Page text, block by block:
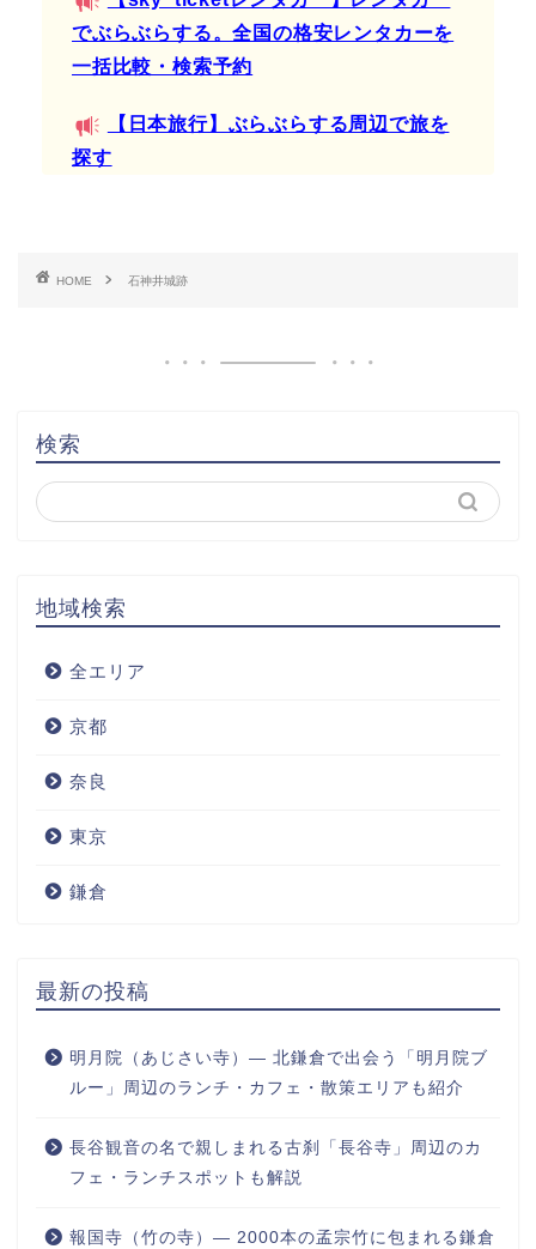
でぶらぶらする。全国の格安レンタカーを
一括比較・検索予約
【日本旅行】ぶらぶらする周辺で旅を
探す
HOME 石神井城跡
検索
地域検索
全エリア
京都
奈良
東京
鎌倉
最新の投稿
明月院（あじさい寺）― 北鎌倉で出会う「明月院ブ
ルー」周辺のランチ・カフェ・散策エリアも紹介
長谷観音の名で親しまれる古刹「長谷寺」周辺のカ
フェ・ランチスポットも解説
報国寺（竹の寺）― 2000本の孟宗竹に包まれる鎌倉